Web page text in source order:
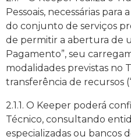
Pessoais, necessárias para
do conjunto de serviços
de permitir a abertura de
Pagamento”, seu
modalidades previstas no
transferência de recursos
2.1.1. O Keeper poderá
Técnico, consultando
especializadas ou bancos